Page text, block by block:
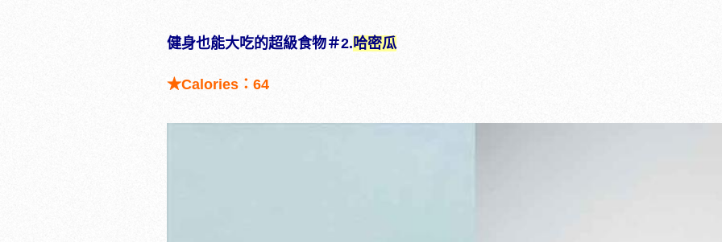
健身也能大吃的超級食物＃2.哈密瓜
★Calories ：64